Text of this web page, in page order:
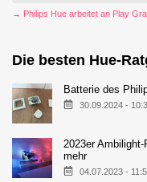
→ Philips Hue arbeitet an Play
Die besten Hue-
Batterie des
30.09.2024 -
2023er
mehr
04.07.2023 -